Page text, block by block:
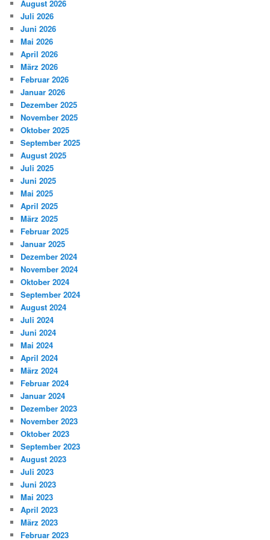
n
August 2026
Juli 2026
Juni 2026
Mai 2026
April 2026
März 2026
Februar 2026
Januar 2026
Dezember 2025
November 2025
Oktober 2025
September 2025
August 2025
Juli 2025
Juni 2025
Mai 2025
April 2025
März 2025
Februar 2025
Januar 2025
Dezember 2024
November 2024
Oktober 2024
September 2024
August 2024
Juli 2024
Juni 2024
Mai 2024
April 2024
März 2024
Februar 2024
Januar 2024
Dezember 2023
November 2023
Oktober 2023
September 2023
August 2023
Juli 2023
Juni 2023
Mai 2023
April 2023
März 2023
Februar 2023